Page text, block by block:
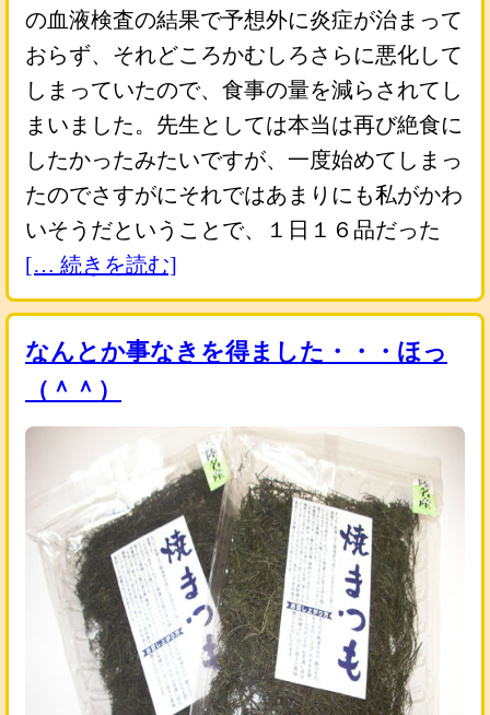
の血液検査の結果で予想外に炎症が治まって
おらず、それどころかむしろさらに悪化して
しまっていたので、食事の量を減らされてし
まいました。先生としては本当は再び絶食に
したかったみたいですが、一度始めてしまっ
たのでさすがにそれではあまりにも私がかわ
いそうだということで、１日１６品だった
[… 続きを読む]
なんとか事なきを得ました・・・ほっ
（＾＾）